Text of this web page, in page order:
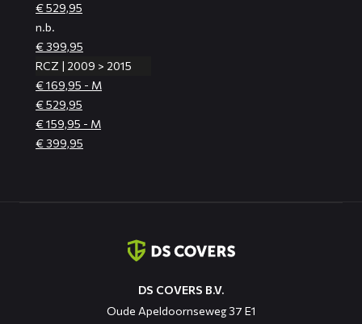
€ 529,95
n.b.
€ 399,95
RCZ | 2009 > 2015
€ 169,95 - M
€ 529,95
€ 159,95 - M
€ 399,95
DS COVERS B.V.
Oude Apeldoornseweg 37 E1